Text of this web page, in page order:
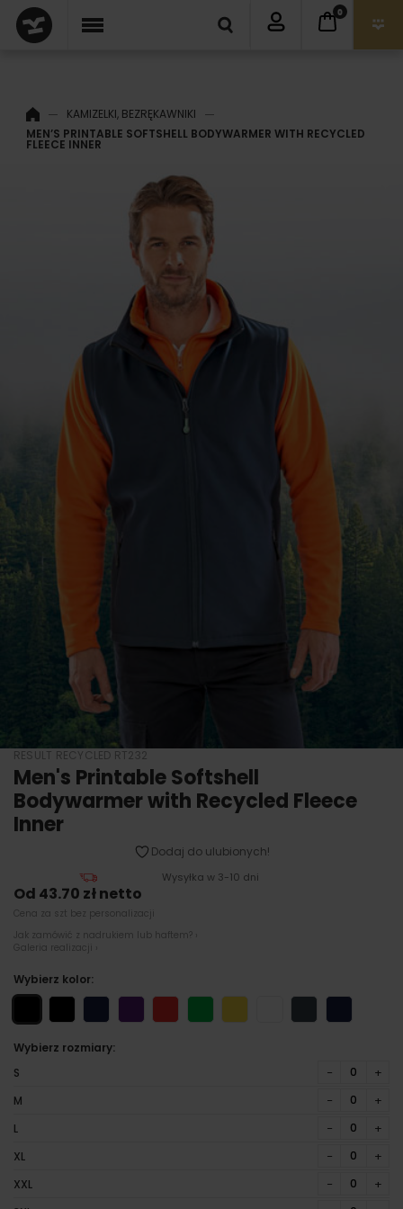
0
KAMIZELKI, BEZRĘKAWNIKI
MEN’S PRINTABLE SOFTSHELL BODYWARMER WITH RECYCLED
FLEECE INNER
RESULT RECYCLED RT232
Men's Printable Softshell
Bodywarmer with Recycled Fleece
Inner
Dodaj do ulubionych!
Wysyłka w 3-10 dni
Od 43.70 zł netto
Cena za szt bez personalizacji
Jak zamówić z nadrukiem lub haftem? ›
Galeria realizacji ›
Wybierz kolor:
Wybierz rozmiary:
S
− +
M − +
L − +
XL − +
XXL − +